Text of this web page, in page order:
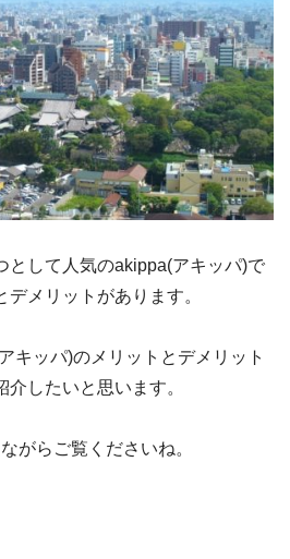
として人気のakippa(アキッパ)で
メリットがあります。
キッパ)のメリットとデメリット
したいと思います。
がらご覧くださいね。